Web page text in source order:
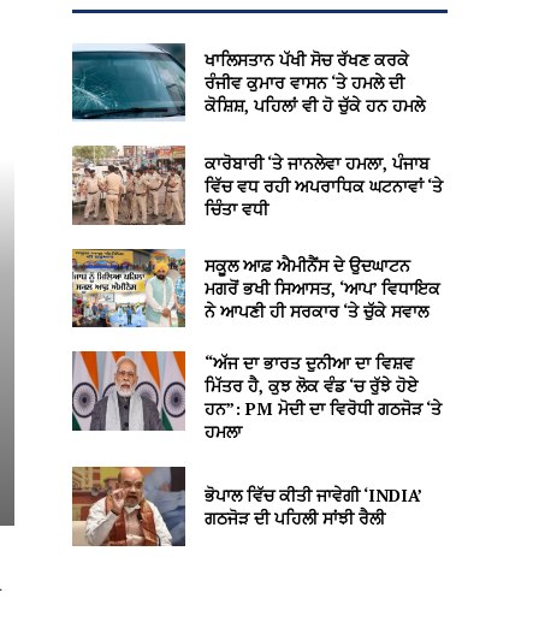
ਖਾਲਿਸਤਾਨ ਪੱਖੀ ਸੋਚ ਰੱਖਣ ਕਰਕੇ
ਰੰਜੀਵ ਕੁਮਾਰ ਵਾਸਨ ‘ਤੇ ਹਮਲੇ ਦੀ
ਕੋਸ਼ਿਸ਼, ਪਹਿਲਾਂ ਵੀ ਹੋ ਚੁੱਕੇ ਹਨ ਹਮਲੇ
ਕਾਰੋਬਾਰੀ ‘ਤੇ ਜਾਨਲੇਵਾ ਹਮਲਾ, ਪੰਜਾਬ
ਵਿੱਚ ਵਧ ਰਹੀ ਅਪਰਾਧਿਕ ਘਟਨਾਵਾਂ ‘ਤੇ
ਚਿੰਤਾ ਵਧੀ
ਸਕੂਲ ਆਫ਼ ਐਮੀਨੈਂਸ ਦੇ ਉਦਘਾਟਨ
ਮਗਰੋਂ ਭਖੀ ਸਿਆਸਤ, ‘ਆਪ’ ਵਿਧਾਇਕ
ਨੇ ਆਪਣੀ ਹੀ ਸਰਕਾਰ ‘ਤੇ ਚੁੱਕੇ ਸਵਾਲ
“ਅੱਜ ਦਾ ਭਾਰਤ ਦੁਨੀਆ ਦਾ ਵਿਸ਼ਵ
ਮਿੱਤਰ ਹੈ, ਕੁਝ ਲੋਕ ਵੰਡ ‘ਚ ਰੁੱਝੇ ਹੋਏ
ਹਨ”: PM ਮੋਦੀ ਦਾ ਵਿਰੋਧੀ ਗਠਜੋੜ ‘ਤੇ
ਹਮਲਾ
ਭੋਪਾਲ ਵਿੱਚ ਕੀਤੀ ਜਾਵੇਗੀ ‘INDIA’
ਗਠਜੋੜ ਦੀ ਪਹਿਲੀ ਸਾਂਝੀ ਰੈਲੀ